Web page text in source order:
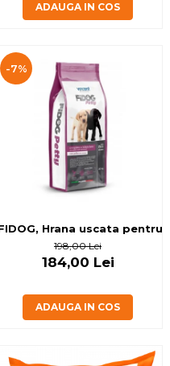
ADAUGA IN COS
pentru caini activi, 20kg
-7%
Hrana uscata
198,00 Lei
184,00 Lei
ADAUGA IN COS